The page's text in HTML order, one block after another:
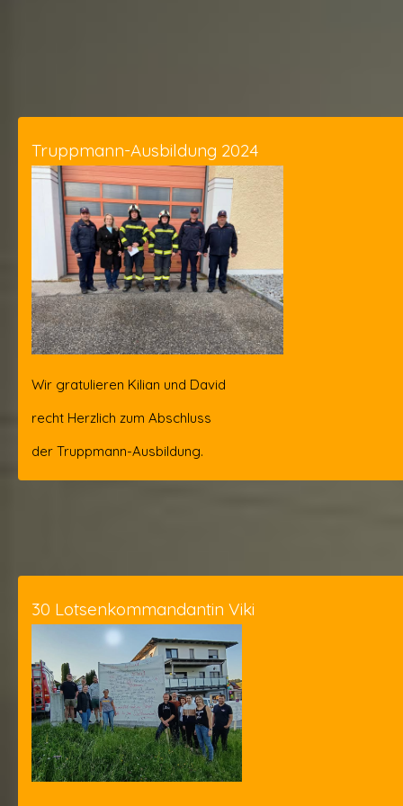
Truppmann-Ausbildung 2024
Wir gratulieren Kilian und David
recht Herzlich zum Abschluss
der Truppmann-Ausbildung.
30 Lotsenkommandantin Viki